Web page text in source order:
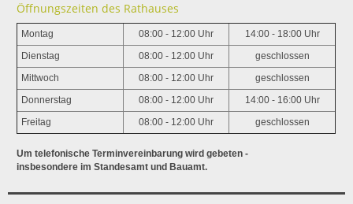
Öffnungszeiten des Rathauses
Montag 08:00 - 12:00 Uhr 14:00 - 18:00 Uhr
Dienstag 08:00 - 12:00 Uhr geschlossen
Mittwoch 08:00 - 12:00 Uhr geschlossen
Donnerstag 08:00 - 12:00 Uhr 14:00 - 16:00 Uhr
Freitag 08:00 - 12:00 Uhr geschlossen
Um telefonische Terminvereinbarung wird gebeten -
insbesondere im Standesamt und Bauamt.